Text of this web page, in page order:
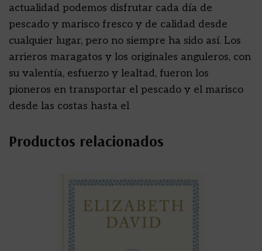
actualidad podemos disfrutar cada día de
pescado y marisco fresco y de calidad desde
cualquier lugar, pero no siempre ha sido así. Los
arrieros maragatos y los originales anguleros, con
su valentía, esfuerzo y lealtad, fueron los
pioneros en transportar el pescado y el marisco
desde las costas hasta el
Productos relacionados